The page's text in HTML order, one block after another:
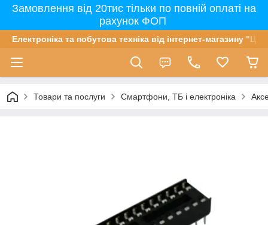
Замовлення від 20тис тільки по повній оплаті на
рахунок ФОП
Електроніка та побутова техніка від інтернет-магазину
Товари та послуги Смартфони, ТБ і електроніка